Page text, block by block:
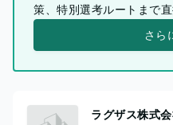
策、特別選考ルートまで直
さら
ラグザス株式